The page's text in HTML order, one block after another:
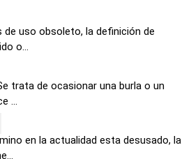
uso obsoleto, la definición de
o...
trata de ocasionar una burla o un
...
en la actualidad esta desusado, la